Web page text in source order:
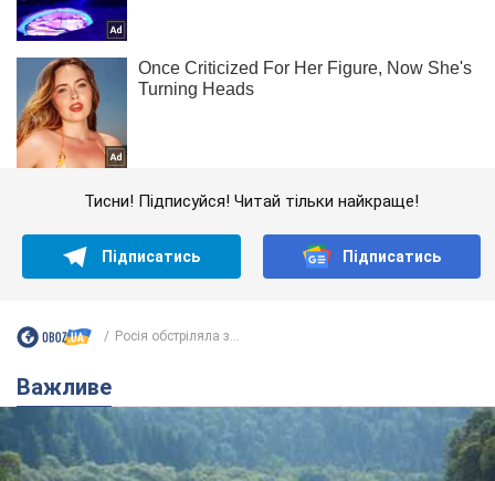
Тисни! Підписуйся! Читай тільки найкраще!
Підписатись Підписатись
Росія обстріляла з...
Важливе